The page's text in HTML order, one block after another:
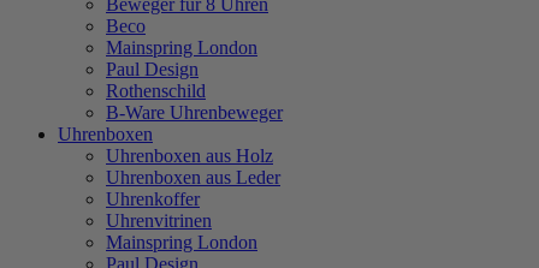
Beweger für 8 Uhren
Beco
Mainspring London
Paul Design
Rothenschild
B-Ware Uhrenbeweger
Uhrenboxen
Uhrenboxen aus Holz
Uhrenboxen aus Leder
Uhrenkoffer
Uhrenvitrinen
Mainspring London
Paul Design